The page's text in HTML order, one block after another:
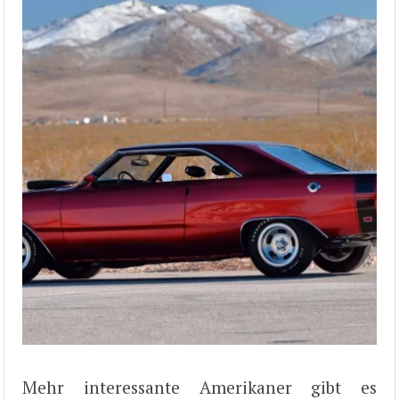
Mehr interessante Amerikaner gibt es